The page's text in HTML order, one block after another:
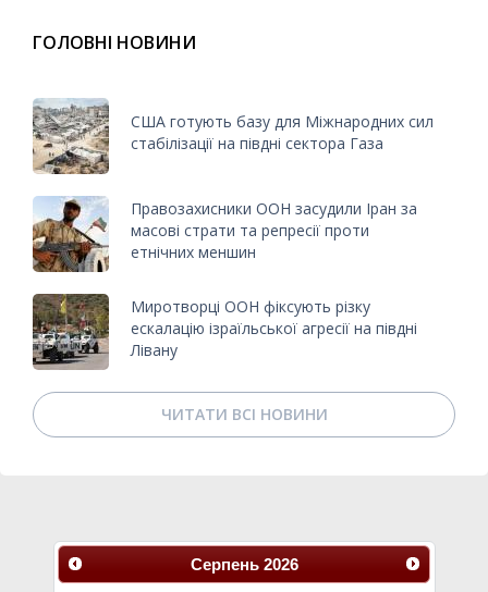
ГОЛОВНІ НОВИНИ
США готують базу для Міжнародних сил
стабілізації на півдні сектора Газа
Правозахисники ООН засудили Іран за
масові страти та репресії проти
етнічних меншин
Миротворці ООН фіксують різку
ескалацію ізраїльської агресії на півдні
Лівану
ЧИТАТИ ВСІ НОВИНИ
Серпень 2026